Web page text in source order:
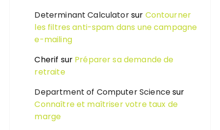
Determinant Calculatorsur Contourner
les filtres anti-spam dans une campagne
e-mailing
Cherif sur Préparer sa demande de
retraite
Department of Computer Sciencesur
Connaître et maîtriser votre taux de
marge